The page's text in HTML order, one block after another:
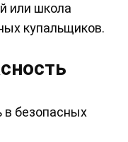
или школа
купальщиков.
в безопасных